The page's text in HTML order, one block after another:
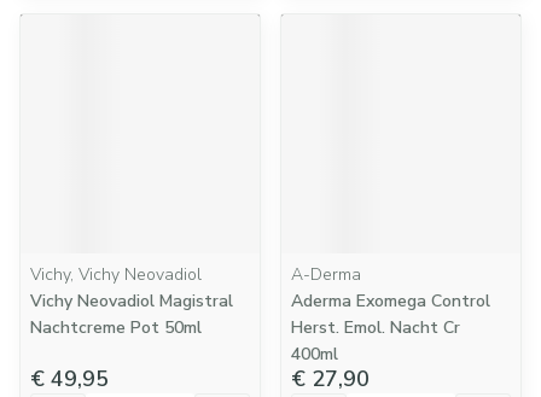
Vichy, Vichy Neovadiol
Vichy Neovadiol Magistral
Nachtcreme Pot 50ml
€ 49,95
A-Derma
Aderma Exomega Control
Herst. Emol. Nacht Cr
400ml
€ 27,90